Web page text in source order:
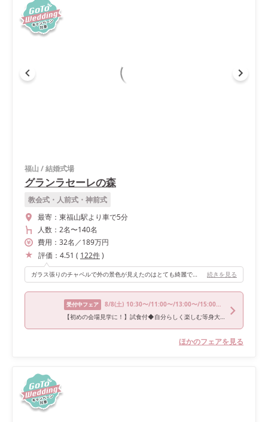
福山 /結婚式場
グランラセーレの森
教会式・人前式・神前式
最寄： 東福山駅より車で5分
人数： 2名〜140名
費用： 32名 ／189万円
評価： 4.51 ( 122件)
ガラス張りのチャペルで外の景色が見えたのはとても綺麗でした。 人前式にすることで、常にみなさんに顔を見せることができたので、それもよかったです！ 続きを見る
受付中フェア 8/8(土) 10:30〜/11:00〜/13:00〜/15:00〜/16:00〜
【初めの会場見学に！】試食付◆自分らしく楽しむ等身大W相談会
ほかのフェアを見る